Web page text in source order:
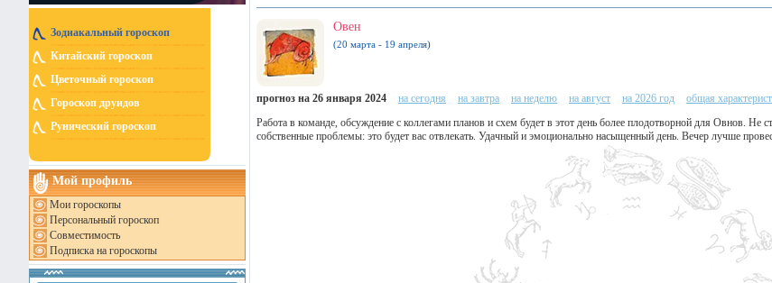
Зодиакальный гороскоп
Китайский гороскоп
Цветочный гороскоп
Гороскоп друидов
Рунический гороскоп
Мой профиль
Мои гороскопы
Персональный гороскоп
Совместимость
Подписка на гороскопы
Овен
(20 марта - 19 апреля)
прогноз на 26 января 2024 на сегодня на завтра на неделю на август на 2026 год
общая
Работа в команде, обсуждение с коллегами планов и схем будет в этот день более плодотворной для Овнов. Не
собственные проблемы: это будет вас отвлекать. Удачный и эмоционально насыщенный день. Вечер лучше